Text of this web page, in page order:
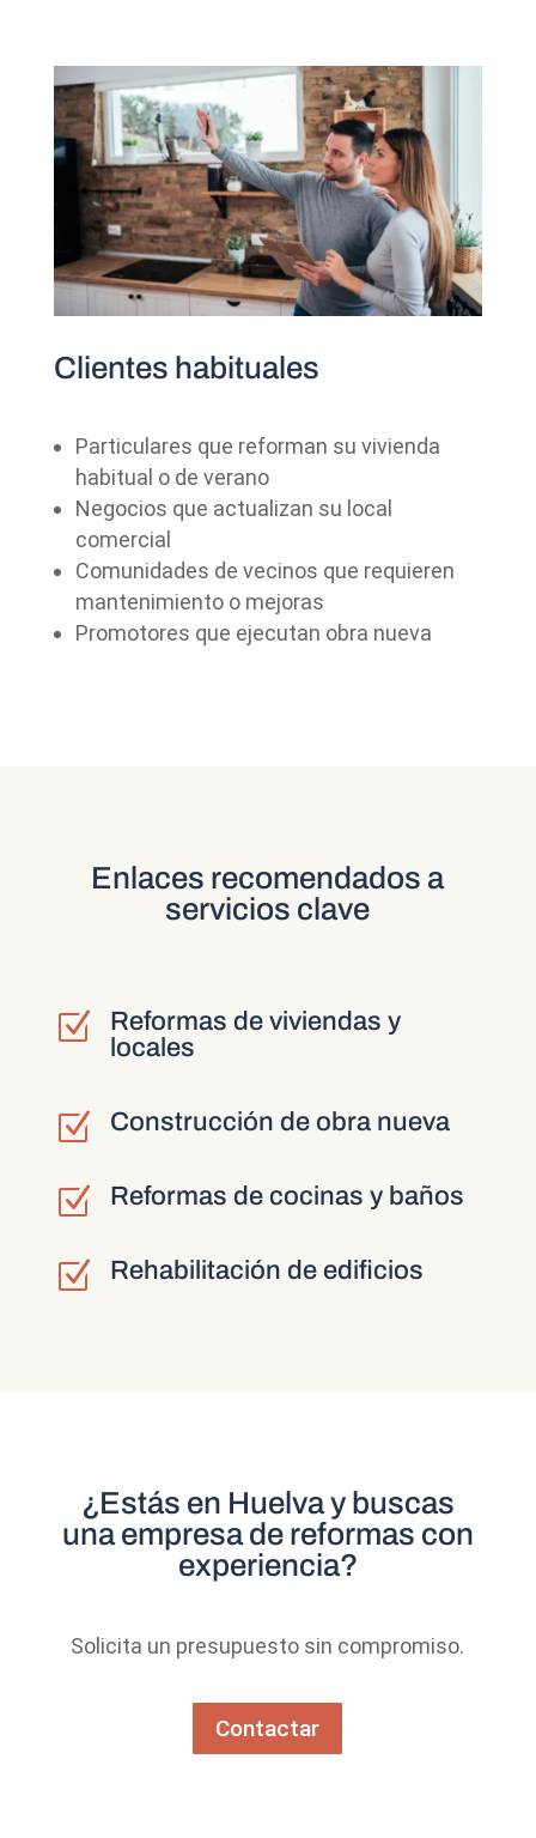
Clientes habituales
Particulares que reforman su vivienda
habitual o de verano
Negocios que actualizan su local
comercial
Comunidades de vecinos que requieren
mantenimiento o mejoras
Promotores que ejecutan obra nueva
Enlaces recomendados a
servicios clave
Z
Reformas de viviendas y
locales
Z Construcción de obra nueva
Z Reformas de cocinas y baños
Z Rehabilitación de edificios
¿Estás en Huelva y buscas
una empresa de reformas con
experiencia?
Solicita un presupuesto sin compromiso.
Contactar